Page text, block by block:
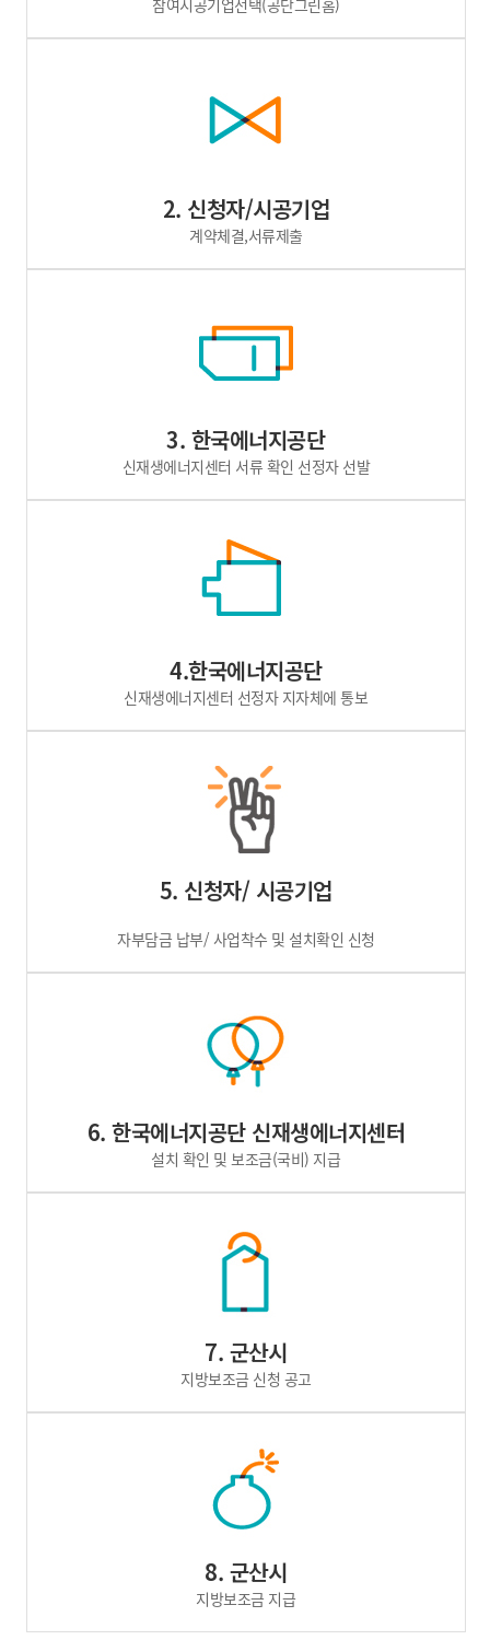
2. 신청자/시공기업
계약체결,서류제출
3. 한국에너지공단
신재생에너지센터 서류 확인 선정자 선발
4.한국에너지공단
신재생에너지센터 선정자 지자체에 통보
5. 신청자/ 시공기업
자부담금 납부/ 사업착수 및 설치확인 신청
6. 한국에너지공단 신재생에너지센터
설치 확인 및 보조금(국비) 지급
7. 군산시
지방보조금 신청 공고
8. 군산시
지방보조금 지급